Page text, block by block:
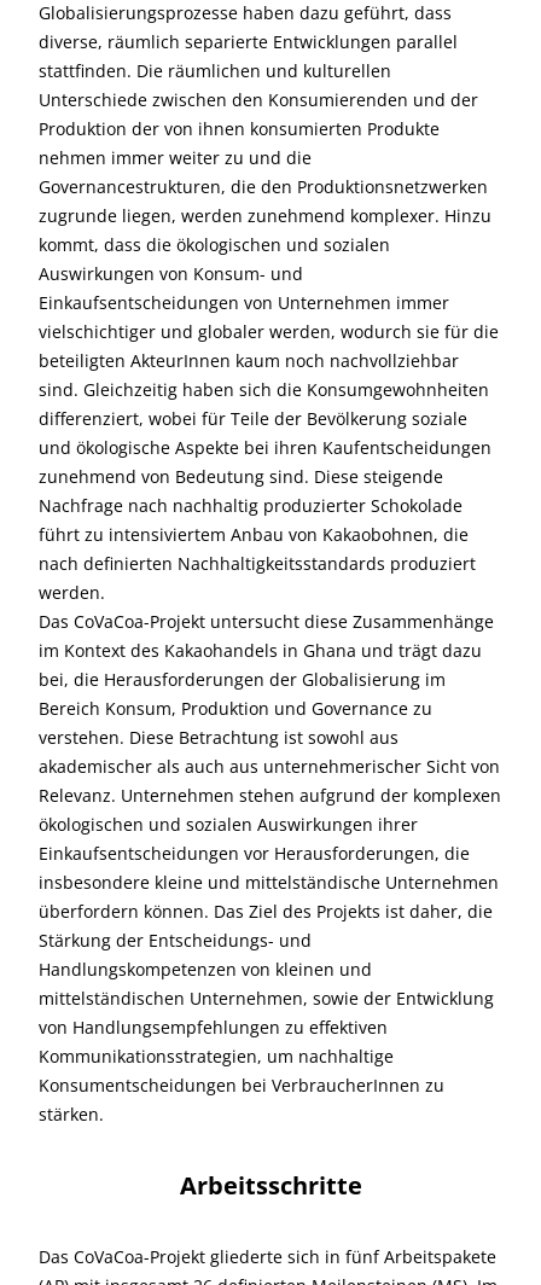
Globalisierungsprozesse haben dazu geführt, dass
diverse, räumlich separierte Entwicklungen parallel
stattfinden. Die räumlichen und kulturellen
Unterschiede zwischen den Konsumierenden und der
Produktion der von ihnen konsumierten Produkte
nehmen immer weiter zu und die
Governancestrukturen, die den Produktionsnetzwerken
zugrunde liegen, werden zunehmend komplexer. Hinzu
kommt, dass die ökologischen und sozialen
Auswirkungen von Konsum- und
Einkaufsentscheidungen von Unternehmen immer
vielschichtiger und globaler werden, wodurch sie für die
beteiligten AkteurInnen kaum noch nachvollziehbar
sind. Gleichzeitig haben sich die Konsumgewohnheiten
differenziert, wobei für Teile der Bevölkerung soziale
und ökologische Aspekte bei ihren Kaufentscheidungen
zunehmend von Bedeutung sind. Diese steigende
Nachfrage nach nachhaltig produzierter Schokolade
führt zu intensiviertem Anbau von Kakaobohnen, die
nach definierten Nachhaltigkeitsstandards produziert
werden.
Das CoVaCoa-Projekt untersucht diese Zusammenhänge
im Kontext des Kakaohandels in Ghana und trägt dazu
bei, die Herausforderungen der Globalisierung im
Bereich Konsum, Produktion und Governance zu
verstehen. Diese Betrachtung ist sowohl aus
akademischer als auch aus unternehmerischer Sicht von
Relevanz. Unternehmen stehen aufgrund der komplexen
ökologischen und sozialen Auswirkungen ihrer
Einkaufsentscheidungen vor Herausforderungen, die
insbesondere kleine und mittelständische Unternehmen
überfordern können. Das Ziel des Projekts ist daher, die
Stärkung der Entscheidungs- und
Handlungskompetenzen von kleinen und
mittelständischen Unternehmen, sowie der Entwicklung
von Handlungsempfehlungen zu effektiven
Kommunikationsstrategien, um nachhaltige
Konsumentscheidungen bei VerbraucherInnen zu
stärken.
Arbeitsschritte
Das CoVaCoa-Projekt gliederte sich in fünf Arbeitspakete